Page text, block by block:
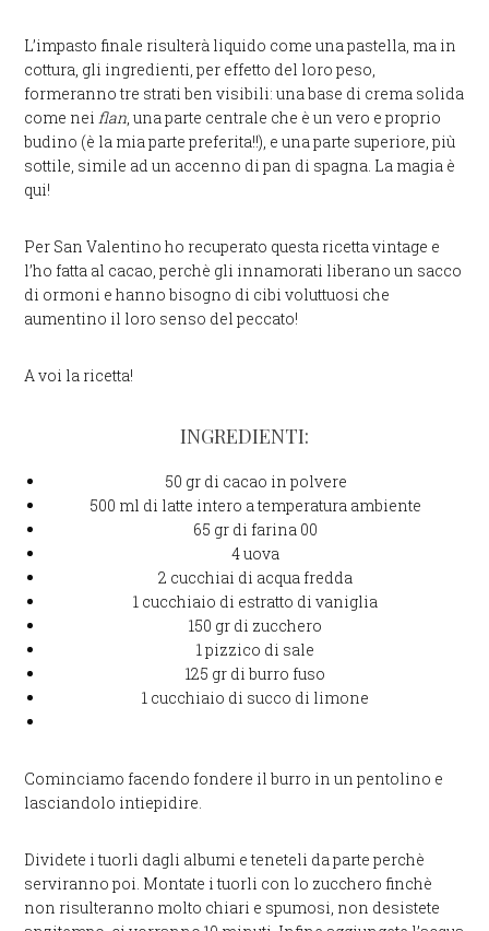
L’impasto finale risulterà liquido come una pastella, ma in
cottura, gli ingredienti, per effetto del loro peso,
formeranno tre strati ben visibili: una base di crema solida
come neiflan, una parte centrale che è un vero e proprio
budino (è la mia parte preferita!!), e una parte superiore, più
sottile, simile ad un accenno di pan di spagna. La magia è
qui!
Per San Valentino ho recuperato questa ricetta vintage e
l’ho fatta al cacao, perchè gli innamorati liberano un sacco
di ormoni e hanno bisogno di cibi voluttuosi che
aumentino il loro senso del peccato!
A voi la ricetta!
INGREDIENTI:
50 gr di cacao in polvere
500 ml di latte intero a temperatura ambiente
65 gr di farina 00
4 uova
2 cucchiai di acqua fredda
1 cucchiaio di estratto di vaniglia
150 gr di zucchero
1 pizzico di sale
125 gr di burro fuso
1 cucchiaio di succo di limone
Cominciamo facendo fondere il burro in un pentolino e
lasciandolo intiepidire.
Dividete i tuorli dagli albumi e teneteli da parte perchè
serviranno poi. Montate i tuorli con lo zucchero finchè
non risulteranno molto chiari e spumosi, non desistete